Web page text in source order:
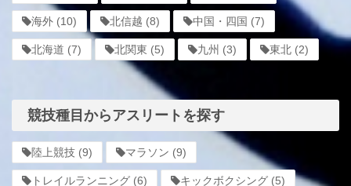
海外 (10) 北信越 (8) 中国・四国 (7)
北海道 (7) 北関東 (5) 九州 (3) 東北 (2)
競技種目からアスリートを探す
陸上競技 (9) マラソン (9)
トレイルランニング (6) キックボクシング (5)